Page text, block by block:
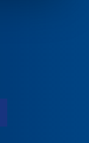
povinný na odber